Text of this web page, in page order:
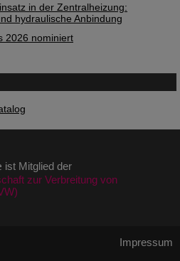
in der Zentralheizung:
hydraulische Anbindung
2026 nominiert
ist Mitglied der
zur Verbreitung von
Impressum